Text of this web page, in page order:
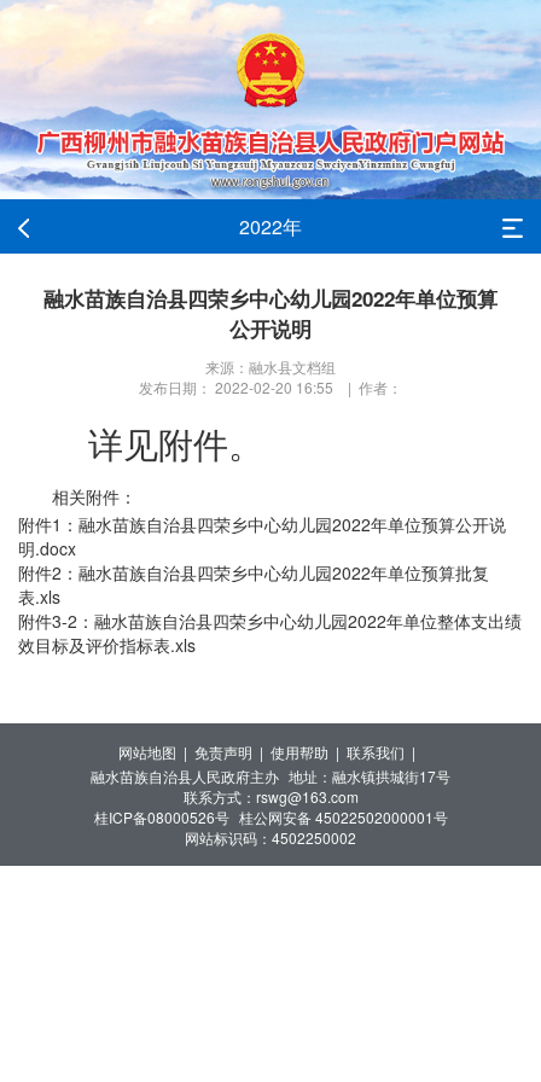
2022年
融水苗族自治县四荣乡中心幼儿园2022年单位预算
公开说明
来源：融水县文档组
发布日期： 2022-02-20 16:55 | 作者：
详见附件。
相关附件：
附件1：融水苗族自治县四荣乡中心幼儿园2022年单位预算公开说
明.docx
附件2：融水苗族自治县四荣乡中心幼儿园2022年单位预算批复
表.xls
附件3-2：融水苗族自治县四荣乡中心幼儿园2022年单位整体支出绩
效目标及评价指标表.xls
网站地图 | 免责声明 | 使用帮助 | 联系我们 |
融水苗族自治县人民政府主办 地址：融水镇拱城街17号
联系方式：rswg@163.com
桂ICP备08000526号 桂公网安备 45022502000001号
网站标识码：4502250002